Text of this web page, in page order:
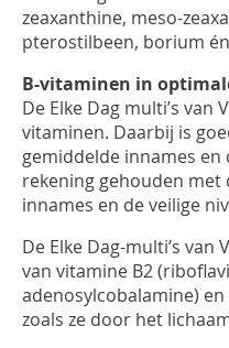
zeaxanthine, meso-
pterostilbeen, borium
B-vitaminen in
De Elke Dag multi’s
vitaminen. Daarbij is
gemiddelde innames
rekening gehouden
innames en de veilige
De Elke Dag-multi’s
van vitamine B2
adenosylcobalamine)
zoals ze door het